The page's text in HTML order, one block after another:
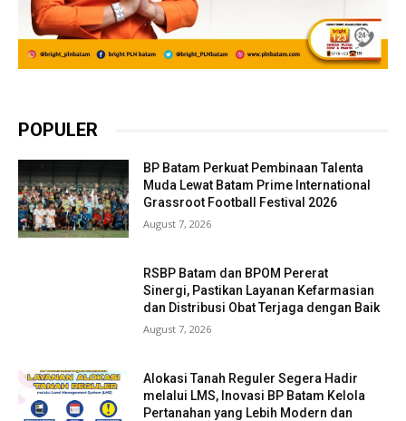
POPULER
BP Batam Perkuat Pembinaan Talenta
Muda Lewat Batam Prime International
Grassroot Football Festival 2026
August 7, 2026
RSBP Batam dan BPOM Pererat
Sinergi, Pastikan Layanan Kefarmasian
dan Distribusi Obat Terjaga dengan Baik
August 7, 2026
Alokasi Tanah Reguler Segera Hadir
melalui LMS, Inovasi BP Batam Kelola
Pertanahan yang Lebih Modern dan